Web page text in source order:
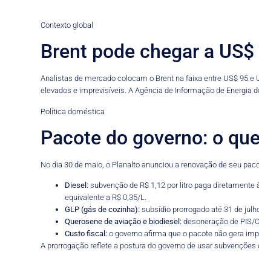
Contexto global
Brent pode chegar a
Analistas de mercado colocam o Brent na faixa entre US$ 95
elevados e imprevisíveis. A Agência de Informação de Energia
Política doméstica
Pacote do governo: o
No dia 30 de maio, o Planalto anunciou a renovação de seu
Diesel: subvenção de R$ 1,12 por litro paga
equivalente a R$ 0,35/L.
GLP (gás de cozinha): subsídio prorrogado até 31 de
Querosene de aviação e biodiesel: desoneração de PIS/
Custo fiscal: o governo afirma que o pacote não gera
A prorrogação reflete a postura do governo de usar